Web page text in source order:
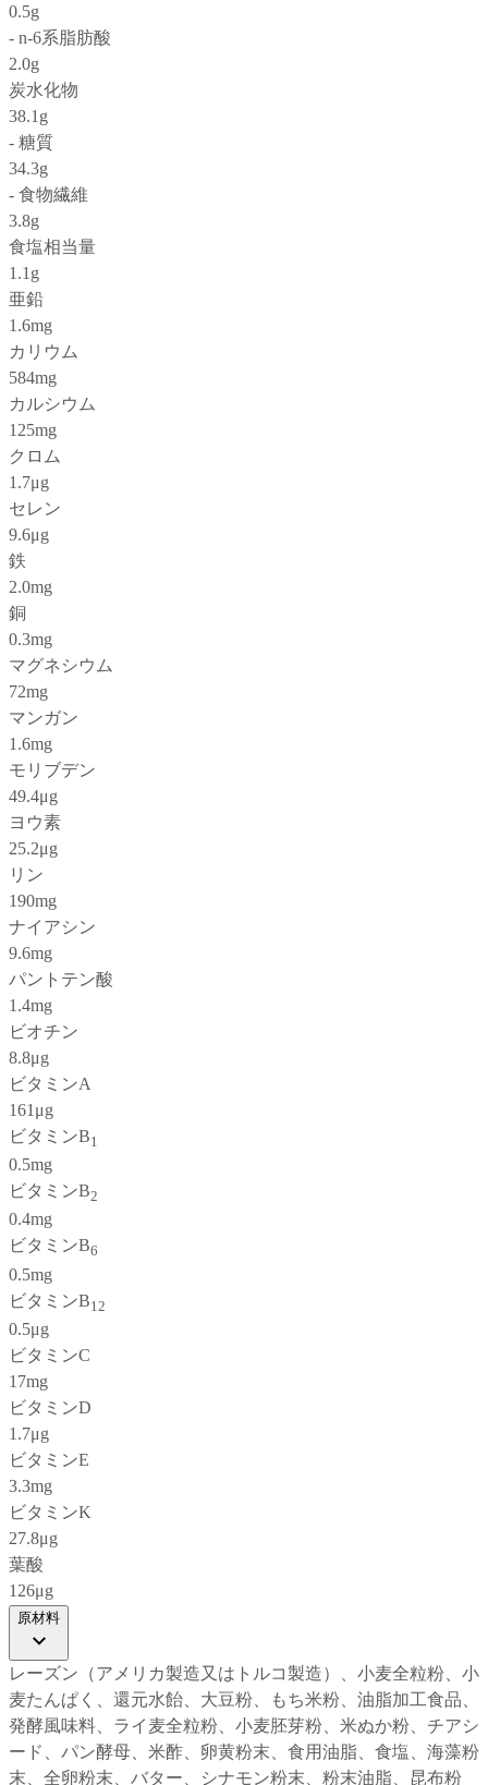
0.5g
- n-6系脂肪酸
2.0g
炭水化物
38.1g
- 糖質
34.3g
- 食物繊維
3.8g
食塩相当量
1.1g
亜鉛
1.6mg
カリウム
584mg
カルシウム
125mg
クロム
1.7μg
セレン
9.6μg
鉄
2.0mg
銅
0.3mg
マグネシウム
72mg
マンガン
1.6mg
モリブデン
49.4μg
ヨウ素
25.2μg
リン
190mg
ナイアシン
9.6mg
パントテン酸
1.4mg
ビオチン
8.8μg
ビタミンA
161μg
ビタミンB1
0.5mg
ビタミンB2
0.4mg
ビタミンB6
0.5mg
ビタミンB12
0.5μg
ビタミンC
17mg
ビタミンD
1.7μg
ビタミンE
3.3mg
ビタミンK
27.8μg
葉酸
126μg
原材料
レーズン（アメリカ製造又はトルコ製造）、小麦全粒粉、小
麦たんぱく、還元水飴、大豆粉、もち米粉、油脂加工食品、
発酵風味料、ライ麦全粒粉、小麦胚芽粉、米ぬか粉、チアシ
ード、パン酵母、米酢、卵黄粉末、食用油脂、食塩、海藻粉
末、全卵粉末、バター、シナモン粉末、粉末油脂、昆布粉